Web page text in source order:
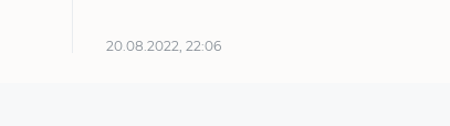
20.08.2022, 22:06